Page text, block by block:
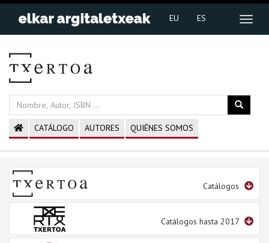
EU ES
CATÁLOGO AUTORES QUIÉNES SOMOS
Catálogos
Catálogos hasta 2017